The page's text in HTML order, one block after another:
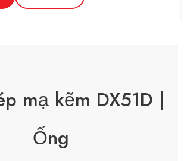
mạ kẽm DX51D |
Ống